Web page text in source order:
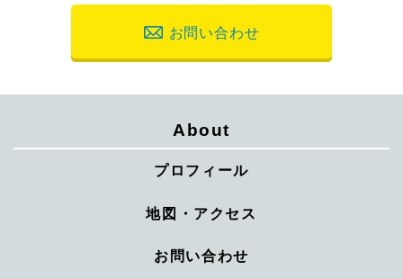
お問い合わせ
About
プロフィール
地図・アクセス
お問い合わせ